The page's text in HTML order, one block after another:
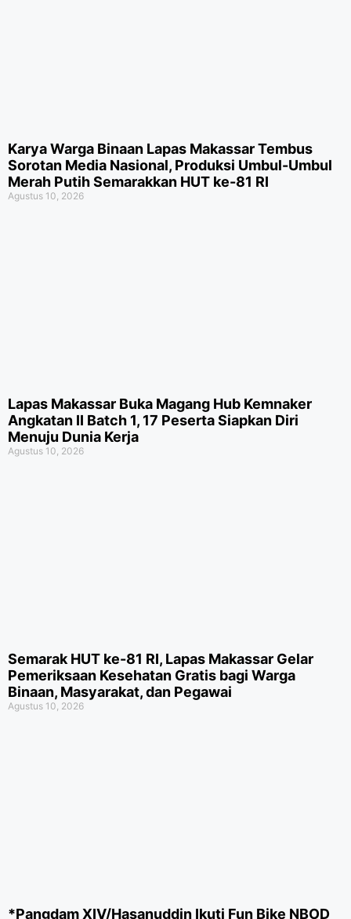
Karya Warga Binaan Lapas Makassar Tembus
Sorotan Media Nasional, Produksi Umbul-Umbul
Merah Putih Semarakkan HUT ke-81 RI
Agustus 10, 2026
Lapas Makassar Buka Magang Hub Kemnaker
Angkatan II Batch 1, 17 Peserta Siapkan Diri
Menuju Dunia Kerja
Agustus 10, 2026
Semarak HUT ke-81 RI, Lapas Makassar Gelar
Pemeriksaan Kesehatan Gratis bagi Warga
Binaan, Masyarakat, dan Pegawai
Agustus 10, 2026
*Pangdam XIV/Hasanuddin Ikuti Fun Bike NBOD